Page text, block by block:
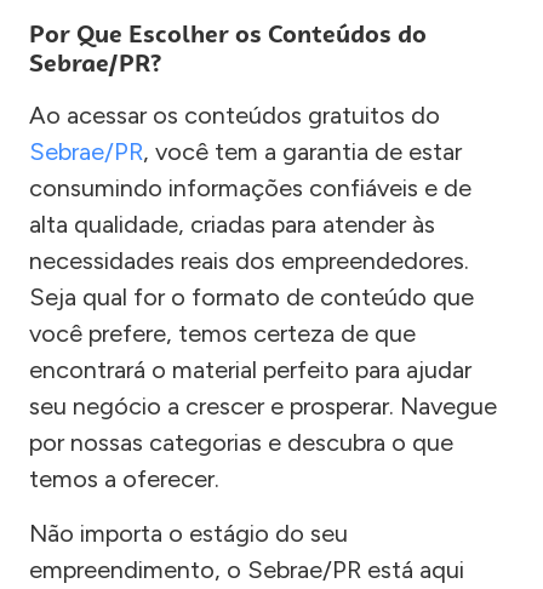
Por Que Escolher os Conteúdos do
Sebrae/PR?
Ao acessar os conteúdos gratuitos do
Sebrae/PR, você tem a garantia de estar
consumindo informações confiáveis e de
alta qualidade, criadas para atender às
necessidades reais dos empreendedores.
Seja qual for o formato de conteúdo que
você prefere, temos certeza de que
encontrará o material perfeito para ajudar
seu negócio a crescer e prosperar. Navegue
por nossas categorias e descubra o que
temos a oferecer.
Não importa o estágio do seu
empreendimento, o Sebrae/PR está aqui